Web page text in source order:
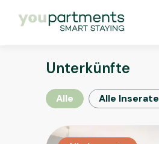
Unterkünfte
Alle Alle Inserate